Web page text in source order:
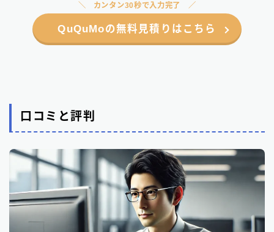
カンタン30秒で入力完了
QuQuMoの無料見積りはこちら
口コミと評判